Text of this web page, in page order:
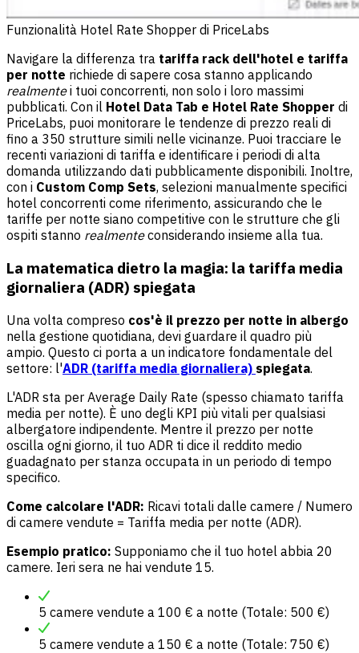
Funzionalità Hotel Rate Shopper di PriceLabs
Navigare la differenza tra tariffa rack dell'hotel e tariffa
per notte richiede di sapere cosa stanno applicando
realmentei tuoi concorrenti, non solo i loro massimi
pubblicati. Con il Hotel Data Tab e Hotel Rate Shopper di
PriceLabs, puoi monitorare le tendenze di prezzo reali di
fino a 350 strutture simili nelle vicinanze. Puoi tracciare le
recenti variazioni di tariffa e identificare i periodi di alta
domanda utilizzando dati pubblicamente disponibili. Inoltre,
con i Custom Comp Sets, selezioni manualmente specifici
hotel concorrenti come riferimento, assicurando che le
tariffe per notte siano competitive con le strutture che gli
ospiti stanno realmenteconsiderando insieme alla tua.
La matematica dietro la magia: la tariffa media
giornaliera (ADR) spiegata
Una volta compreso cos'è il prezzo per notte in albergo
nella gestione quotidiana, devi guardare il quadro più
ampio. Questo ci porta a un indicatore fondamentale del
settore: l'ADR (tariffa media giornaliera) spiegata.
L'ADR sta per Average Daily Rate (spesso chiamato tariffa
media per notte). È uno degli KPI più vitali per qualsiasi
albergatore indipendente. Mentre il prezzo per notte
oscilla ogni giorno, il tuo ADR ti dice il reddito medio
guadagnato per stanza occupata in un periodo di tempo
specifico.
Come calcolare l'ADR: Ricavi totali dalle camere / Numero
di camere vendute = Tariffa media per notte (ADR).
Esempio pratico: Supponiamo che il tuo hotel abbia 20
camere. Ieri sera ne hai vendute 15.
5 camere vendute a 100 € a notte (Totale: 500 €)
5 camere vendute a 150 € a notte (Totale: 750 €)